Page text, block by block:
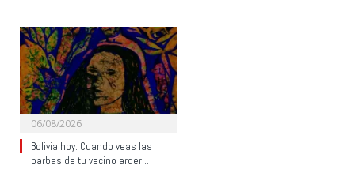
06/08/2026
Bolivia hoy: Cuando veas las
barbas de tu vecino arder…